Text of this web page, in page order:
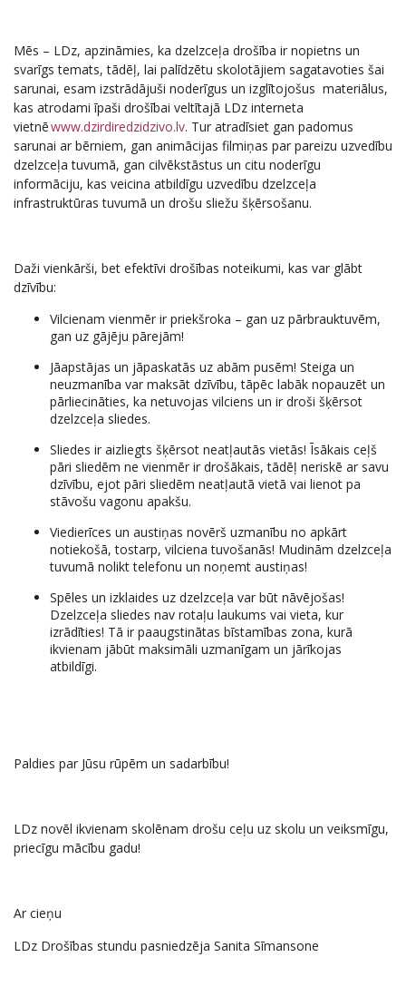
Mēs – LDz, apzināmies, ka dzelzceļa drošība ir nopietns un
svarīgs temats, tādēļ, lai palīdzētu skolotājiem sagatavoties šai
sarunai, esam izstrādājuši noderīgus un izglītojošus materiālus,
kas atrodami īpaši drošībai veltītajā LDz interneta
vietnēwww.dzirdiredzidzivo.lv. Tur atradīsiet gan padomus
sarunai ar bērniem, gan animācijas filmiņas par pareizu uzvedību
dzelzceļa tuvumā, gan cilvēkstāstus un citu noderīgu
informāciju, kas veicina atbildīgu uzvedību dzelzceļa
infrastruktūras tuvumā un drošu sliežu šķērsošanu.
Daži vienkārši, bet efektīvi drošības noteikumi, kas var glābt
dzīvību:
Vilcienam vienmēr ir priekšroka – gan uz pārbrauktuvēm,
gan uz gājēju pārejām!
Jāapstājas un jāpaskatās uz abām pusēm! Steiga un
neuzmanība var maksāt dzīvību, tāpēc labāk nopauzēt un
pārliecināties, ka netuvojas vilciens un ir droši šķērsot
dzelzceļa sliedes.
Sliedes ir aizliegts šķērsot neatļautās vietās! Īsākais ceļš
pāri sliedēm ne vienmēr ir drošākais, tādēļ neriskē ar savu
dzīvību, ejot pāri sliedēm neatļautā vietā vai lienot pa
stāvošu vagonu apakšu.
Viedierīces un austiņas novērš uzmanību no apkārt
notiekošā, tostarp, vilciena tuvošanās! Mudinām dzelzceļa
tuvumā nolikt telefonu un noņemt austiņas!
Spēles un izklaides uz dzelzceļa var būt nāvējošas!
Dzelzceļa sliedes nav rotaļu laukums vai vieta, kur
izrādīties! Tā ir paaugstinātas bīstamības zona, kurā
ikvienam jābūt maksimāli uzmanīgam un jārīkojas
atbildīgi.
Paldies par Jūsu rūpēm un sadarbību!
LDz novēl ikvienam skolēnam drošu ceļu uz skolu un veiksmīgu,
priecīgu mācību gadu!
Ar cieņu
LDz Drošības stundu pasniedzēja Sanita Sīmansone